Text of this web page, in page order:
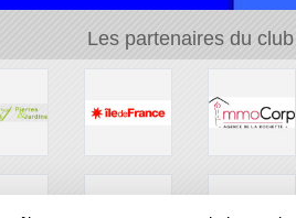
Les partenaires du club